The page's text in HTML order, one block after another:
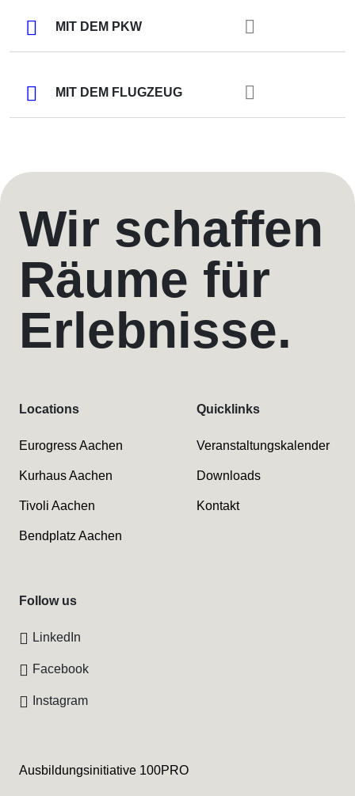
MIT DEM PKW
MIT DEM FLUGZEUG
Wir schaffen
Räume für
Erlebnisse.
Ausbildungsinitiative 100PRO
Locations
Eurogress Aachen
Kurhaus Aachen
Tivoli Aachen
Bendplatz Aachen
Quicklinks
Veranstaltungskalender
Downloads
Kontakt
Follow us
LinkedIn
Facebook
Instagram